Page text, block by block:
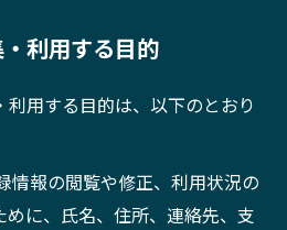
利用する目的
用する目的は、以下のとおり
情報の閲覧や修正、利用状況の
に、氏名、住所、連絡先、支